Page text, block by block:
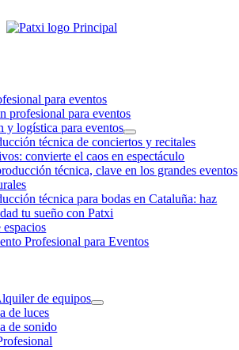
para eventos
profesional para eventos
y logística para eventos
técnica de conciertos y recitales
convierte el caos en espectáculo
técnica, clave en los grandes eventos
técnica para bodas en Cataluña: haz
tu sueño con Patxi
Profesional para Eventos
de equipos
de luces
de sonido